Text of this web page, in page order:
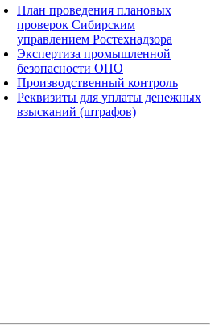
План проведения плановых
проверок Сибирским
управлением Ростехнадзора
Экспертиза промышленной
безопасности ОПО
Производственный контроль
Реквизиты для уплаты денежных
взысканий (штрафов)